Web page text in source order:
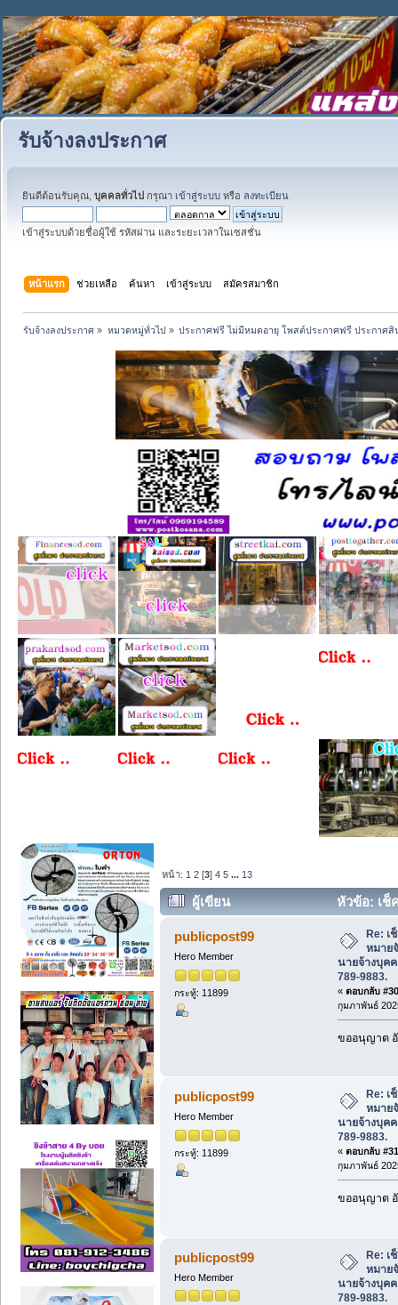
รับจ้างลงประกาศ
ยินดีต้อนรับคุณ, บุคคลทั่วไป กรุณา เข้าสู่ระบบ หรือ ลงทะเบียน
เข้าสู่ระบบด้วยชื่อผู้ใช้ รหัสผ่าน และระยะเวลาในเซสชั่น
หน้าแรก ช่วยเหลือ ค้นหา เข้าสู่ระบบ สมัครสมาชิก
รับจ้างลงประกาศ » หมวดหมู่ทั่วไป» ประกาศฟรี ไม่มีหมดอายุ โพสต์ประกาศฟรี ประกาศ
หน้า: 1 2 [3]4 5 ... 13
ผู้เขียน
หัวข้อ: เช็
นายจ้างบุคคลธรรดา โทร 083-789-
publicpost99
Hero Member
กระทู้: 11899
Re: เ
หมาย
นายจ้างบุค
789-9883.
« ตอบกลับ
กุมภาพันธ์
ขออนุญาต
publicpost99
Hero Member
กระทู้: 11899
Re: เ
หมาย
นายจ้างบุค
789-9883.
« ตอบกลับ
กุมภาพันธ์
ขออนุญาต
publicpost99
Hero Member
Re: เ
หมาย
นายจ้างบุค
789-9883.